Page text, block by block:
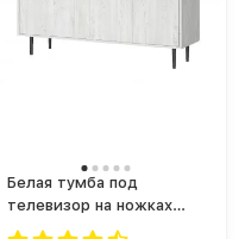
Белая тумба под
телевизор на ножках
next-3 (винтерберг)